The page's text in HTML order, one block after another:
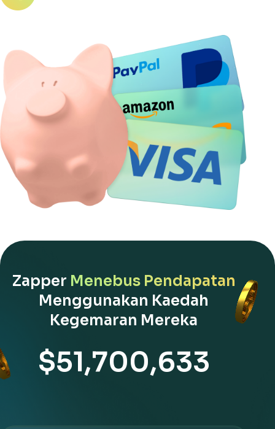
Zapper Menebus Pendapatan
Menggunakan Kaedah
Kegemaran Mereka
$51,700,633